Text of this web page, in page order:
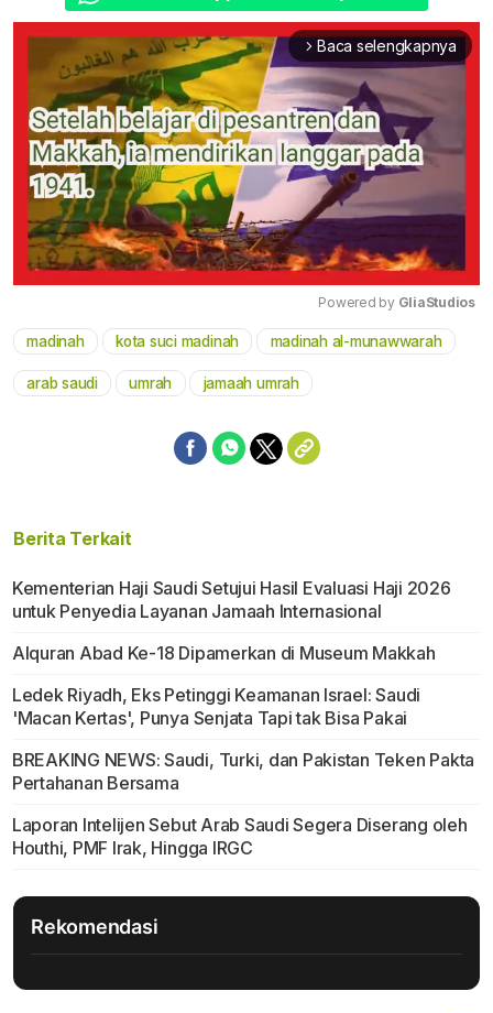
arrow_forward_ios Baca selengkapnya
Mute
Powered by GliaStudios
madinah kota suci madinah madinah al-munawwarah
arab saudi umrah jamaah umrah
Berita Terkait
Kementerian Haji Saudi Setujui Hasil Evaluasi Haji 2026
untuk Penyedia Layanan Jamaah Internasional
Alquran Abad Ke-18 Dipamerkan di Museum Makkah
Ledek Riyadh, Eks Petinggi Keamanan Israel: Saudi
'Macan Kertas', Punya Senjata Tapi tak Bisa Pakai
BREAKING NEWS: Saudi, Turki, dan Pakistan Teken Pakta
Pertahanan Bersama
Laporan Intelijen Sebut Arab Saudi Segera Diserang oleh
Houthi, PMF Irak, Hingga IRGC
Rekomendasi